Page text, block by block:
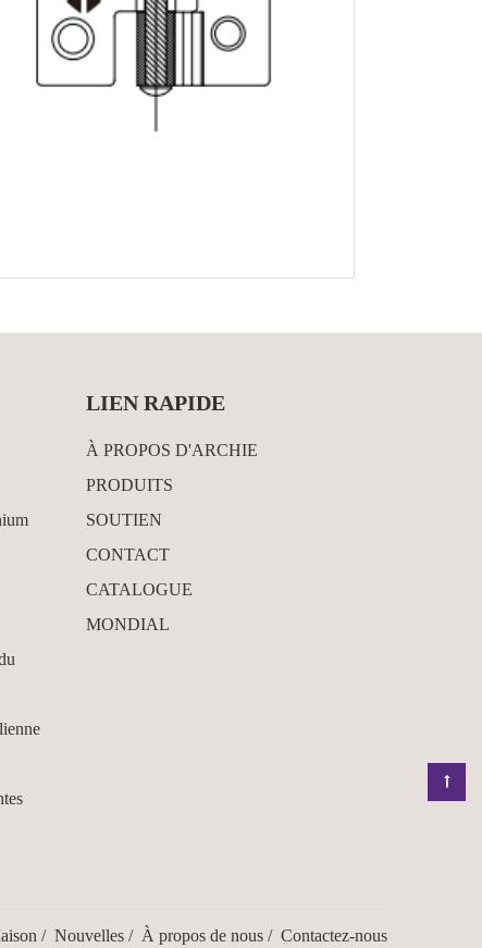
LIEN RAPIDE
À PROPOS D'ARCHIE
PRODUITS
SOUTIEN
CONTACT
CATALOGUE
MONDIAL
/ Nouvelles / À propos de nous / Contactez-nous